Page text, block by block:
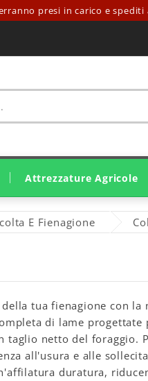
presi in carico e spediti a
Attrezzature Agricole
E Fienagione
tua fienagione con
di lame
taglio netto del
all'usura e alle
duratura,